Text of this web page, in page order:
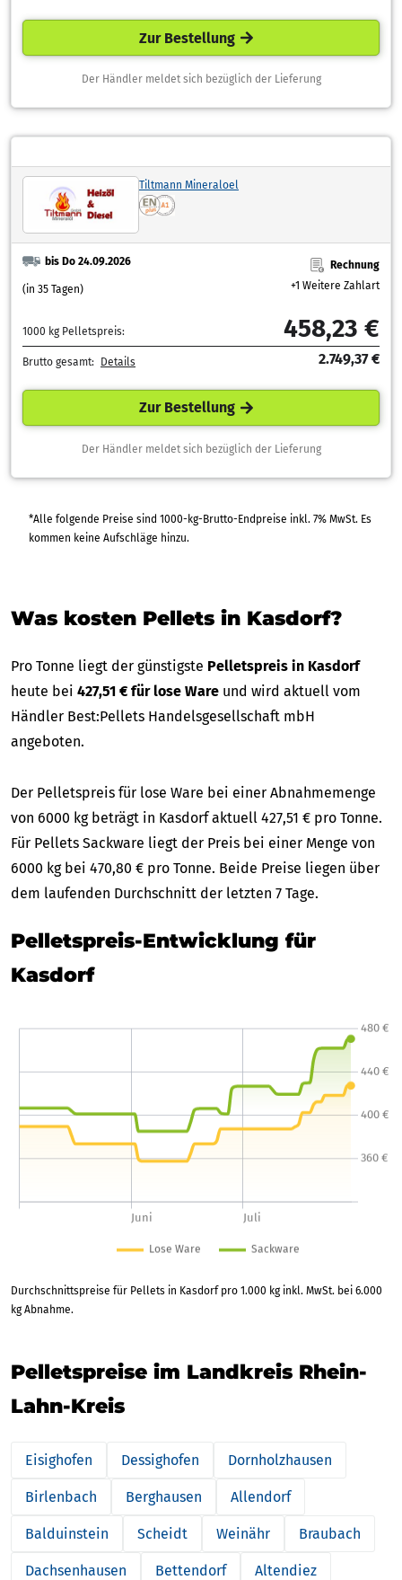
Zur Bestellung
Der Händler meldet sich bezüglich der Lieferung
Tiltmann Mineraloel
bis Do 24.09.2026
(in 35 Tagen)
Rechnung
+1 Weitere Zahlart
1000 kg Pelletspreis: 458,23 €
Brutto gesamt: Details 2.749,37 €
Zur Bestellung
Der Händler meldet sich bezüglich der Lieferung
*Alle folgende Preise sind 1000-kg-Brutto-Endpreise inkl. 7% MwSt. Es
kommen keine Aufschläge hinzu.
Was kosten Pellets in Kasdorf?
Pro Tonne liegt der günstigste Pelletspreis in Kasdorf
heute bei 427,51 € für lose Ware und wird aktuell vom
Händler Best:Pellets Handelsgesellschaft mbH
angeboten.
Der Pelletspreis für lose Ware bei einer Abnahmemenge
von 6000 kg beträgt in Kasdorf aktuell 427,51 € pro Tonne.
Für Pellets Sackware liegt der Preis bei einer Menge von
6000 kg bei 470,80 € pro Tonne. Beide Preise liegen über
dem laufenden Durchschnitt der letzten 7 Tage.
Pelletspreis-Entwicklung für
Kasdorf
Durchschnittspreise für Pellets in Kasdorf pro 1.000 kg inkl. MwSt. bei 6.000
kg Abnahme.
Pelletspreise im Landkreis Rhein-
Lahn-Kreis
Eisighofen Dessighofen Dornholzhausen
Birlenbach Berghausen Allendorf
Balduinstein Scheidt Weinähr Braubach
Dachsenhausen Bettendorf Altendiez